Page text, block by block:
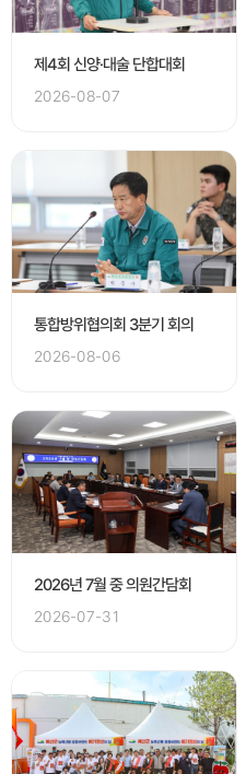
제4회 신양·대술 단합대회
2026-08-07
통합방위협의회 3분기 회의
2026-08-06
2026년 7월 중 의원간담회
2026-07-31